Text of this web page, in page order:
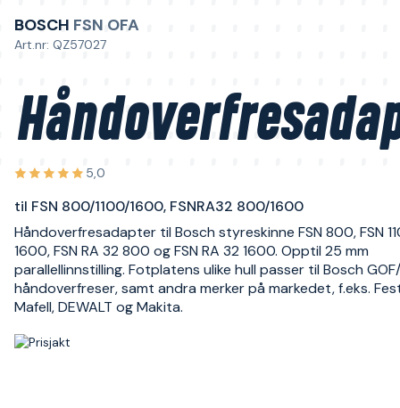
BOSCH FSN OFA
Art.nr: QZ57027
5,0
til FSN 800/1100/1600, FSNRA32 800/1600
Håndoverfresadapter til Bosch styreskinne FSN 800, FSN
1600, FSN RA 32 800 og FSN RA 32 1600. Opptil 25 mm
parallellinnstilling. Fotplatens ulike hull passer til Bosch
håndoverfreser, samt andra merker på markedet, f.eks.
Mafell, DEWALT og Makita.